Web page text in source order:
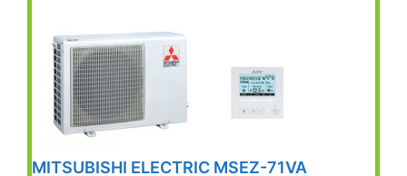
MITSUBISHI ELECTRIC MSEZ-71VA